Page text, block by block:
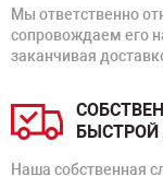
Мы ответственно
сопровождаем его
заканчивая
БЫСТРОЙ
Наша собственная